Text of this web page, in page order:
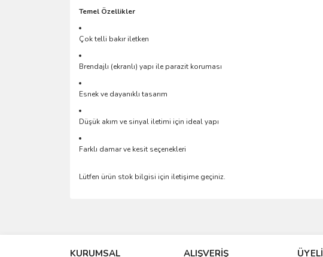
Temel Özellikler
Çok telli bakır iletken
Brendajlı (ekranlı) yapı ile parazit koruması
Esnek ve dayanıklı tasarım
Düşük akım ve sinyal iletimi için ideal yapı
Farklı damar ve kesit seçenekleri
Lütfen ürün stok bilgisi için iletişime geçiniz.
Ürün resmi kalitesiz, bozuk veya görüntülenemiyor.
KURUMSAL ALIŞVERİŞ